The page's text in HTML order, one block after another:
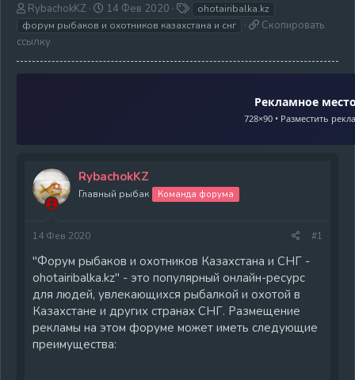
А
в
т
р
RybachokKZ
Д
а
т
н
14 Фев 2020
е
г
ohotairibalka.kz
форум рыбаков и охотников казахстана и снг
С
о
в
Скопировать
ссылку
Рекламное
728×90 • Разместить
RybachokKZ
Главный рыбак Команда форума
14 Фев 2020 #1
"Форум рыбаков и охотников Казахстана и СНГ -
ohotairibalka.kz" - это популярный онлайн-ресурс
для людей, увлекающихся рыбалкой и охотой в
Казахстане и других странах СНГ. Размещение
рекламы на этом форуме может иметь следующие
преимущества: